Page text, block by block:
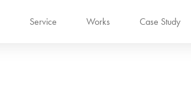
Service Works Case Study